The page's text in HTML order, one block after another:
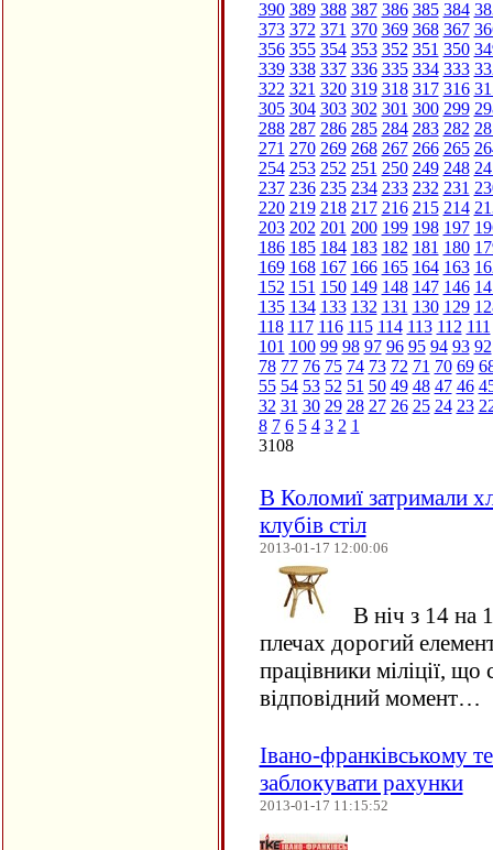
390 389 388 387 386 385 384
373 372 371 370 369 368 367
356 355 354 353 352 351 350
339 338 337 336 335 334 333
322 321 320 319 318 317 316
305 304 303 302 301 300 299
288 287 286 285 284 283 282
271 270 269 268 267 266 265
254 253 252 251 250 249 248
237 236 235 234 233 232 231
220 219 218 217 216 215 214
203 202 201 200 199 198 197
186 185 184 183 182 181 180
169 168 167 166 165 164 163
152 151 150 149 148 147 146
135 134 133 132 131 130 129
118 117 116 115 114 113 112 111
101 100 99 98 97 96 95 94 93 92
78 77 76 75 74 73 72 71 70 69
55 54 53 52 51 50 49 48 47 46
32 31 30 29 28 27 26 25 24 23
8 7 6 5 4 3 2 1
3108
В Коломиї затримали
клубів стіл
2013-01-17 12:00:06
В ніч з 14 на
плечах дорогий
працівники міліції, що
відповідний момент…
Івано-франківському
заблокувати рахунки
2013-01-17 11:15:52